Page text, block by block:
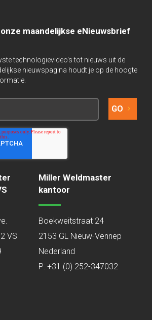
maandelijkse eNieuwsbrief
technologievideo's tot nieuws uit de
nieuwspagina houdt je op de hoogte
VS
Miller Weldmaster
kantoor
Boekweitstraat 24
2153 GL Nieuw-Vennep
Nederland
P: +31 (0) 252-347032